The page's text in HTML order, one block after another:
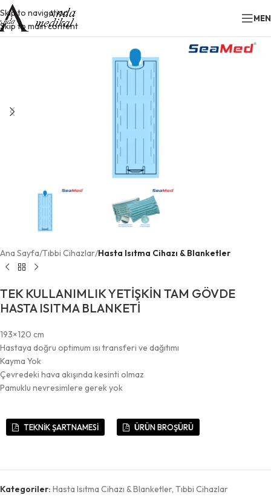
Skip to navigation
Skip to main content
Ana Sayfa Tıbbi Cihazlar Hasta Isıtma Cihazı & Blanketler
TEK KULLANIMLIK YETİŞKİN TAM GÖVDE
HASTA ISITMA BLANKETİ
193×120 cm
Hastaya doğru optimum ısı transferi ve dağıtımı
Kayma Yok
Çevredeki hava akışında kesinti olmaz
Pamuklu nevresimlere gerek yok
TEKNİK ŞARTNAMESİ ÜRÜN BROŞÜRÜ
Kategoriler: Hasta Isıtma Cihazı & Blanketler, Tıbbi Cihazlar